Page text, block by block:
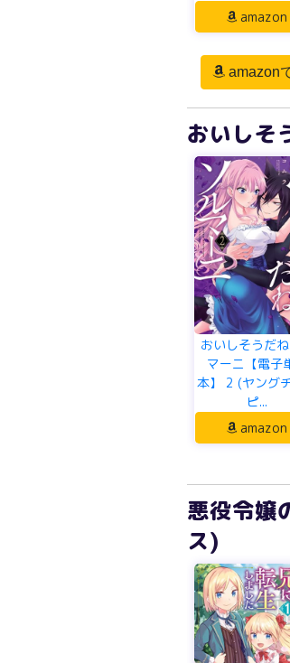
amazon
amazon
おいしそ
おいしそうだ
マーニ【電子
本】 2 (ヤング
ピ...
amazon
悪役令嬢
ス)